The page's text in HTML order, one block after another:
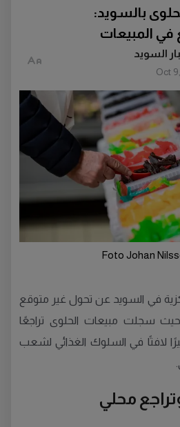
السويد
Oct
بالسويد:
المبيعات
Foto Johan
في السويد عن تحول غير متوقع
سجلت مبيعات الحلوى تراجعًا
لافتًا في السلوك الغذائي لشعب
محلي